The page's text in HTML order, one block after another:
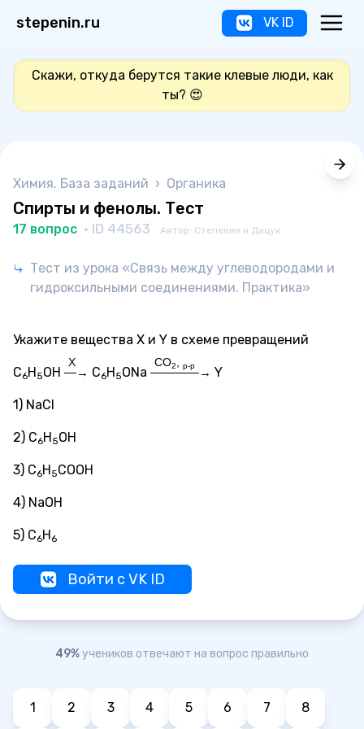
stepenin.ru VK ID
Скажи, откуда берутся такие клевые люди, как
ты? 😍
Химия. База заданий › Органика
Спирты и фенолы. Тест
17 вопрос · ID 44563 Автор: Степенин и Дацук
Тест из урока «Связь между углеводородами и
гидроксильными соединениями. Практика»
Укажите вещества X и Y в схеме превращений
C6H5OH —→
X
C6H5ONa ————→
CO2, р-р Y
1) NaCl
2) C6H5OH
3) C6H5COOH
4) NaOH
5) C6H6
Войти с VK ID
49%учеников отвечают на вопрос правильно
1 2 3 4 5 6 7 8